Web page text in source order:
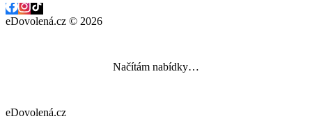
eDovolená.cz © 2026
Načítám nabídky…
eDovolená.cz